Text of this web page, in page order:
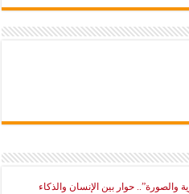
حوار بين الإنسان والذكاء